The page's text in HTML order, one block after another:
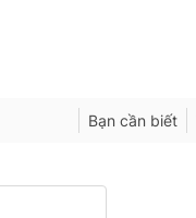
Bạn cần biết